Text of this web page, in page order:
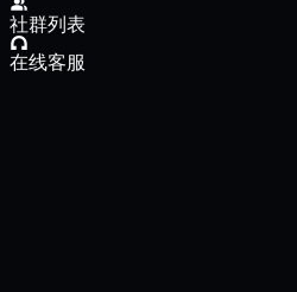
社群列表
在线客服